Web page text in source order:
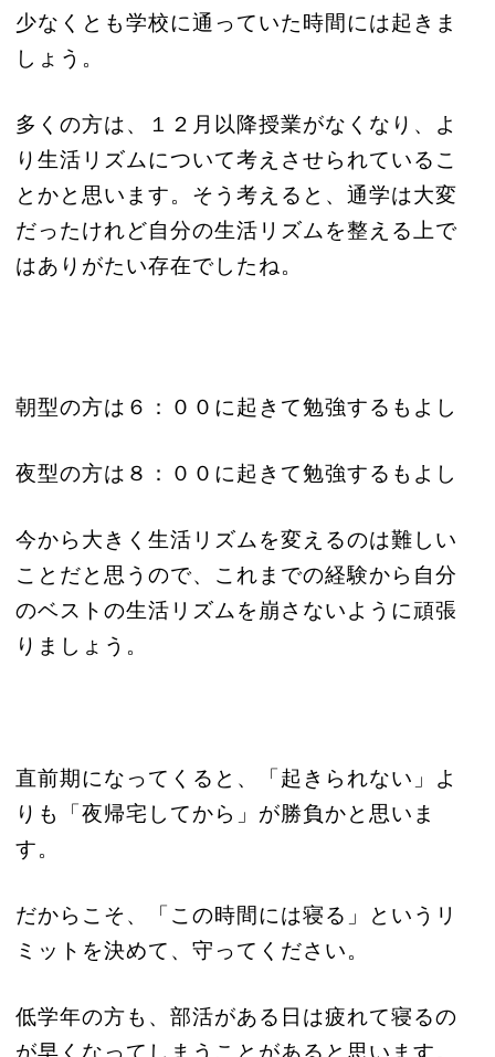
少なくとも学校に通っていた時間には起きま
しょう。
多くの方は、１２月以降授業がなくなり、よ
り生活リズムについて考えさせられているこ
とかと思います。そう考えると、通学は大変
だったけれど自分の生活リズムを整える上で
はありがたい存在でしたね。
朝型の方は６：００に起きて勉強するもよし
夜型の方は８：００ に起きて勉強するもよし
今から大きく生活リズムを変えるのは難しい
ことだと思うので、これまでの経験から自分
のベストの生活リズムを崩さないように頑張
りましょう。
直前期になってくると、「起きられない」よ
りも「夜帰宅してから」が勝負かと思いま
す。
だからこそ、「この時間には寝る」というリ
ミットを決めて、守ってください。
低学年の方も、部活がある日は疲れて寝るの
が早くなってしまうことがあると思います。